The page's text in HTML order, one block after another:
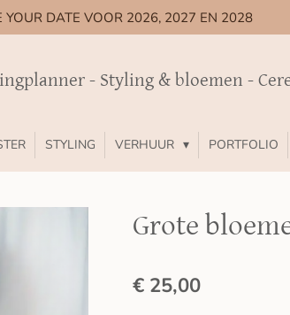
YOUR DATE VOOR 2026, 2027 EN 2028
- Styling & bloemen -
STYLING VERHUUR PORTFOLIO
Grote
€ 25,00